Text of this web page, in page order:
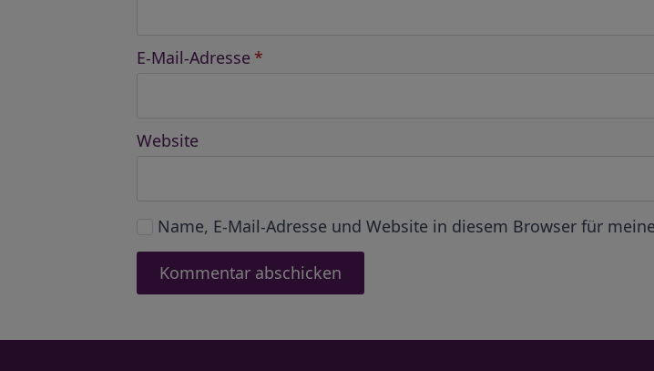
E-Mail-Adresse *
Website
Name, E-Mail-Adresse und Website in diesem Browser für